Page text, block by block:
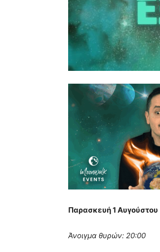
Παρασκευή 1 Αυγούστου
Άνοιγμα θυρών: 20:00